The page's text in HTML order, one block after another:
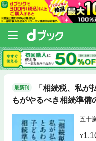
最新刊
「相続税、私が
もがやるべき相続準備
五十